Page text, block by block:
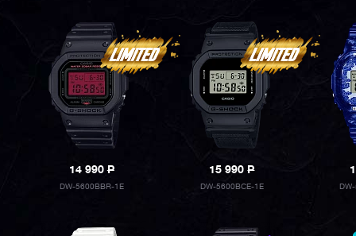
14 990P
DW-5600BBR-1E
15 990P
DW-5600BCE-1E